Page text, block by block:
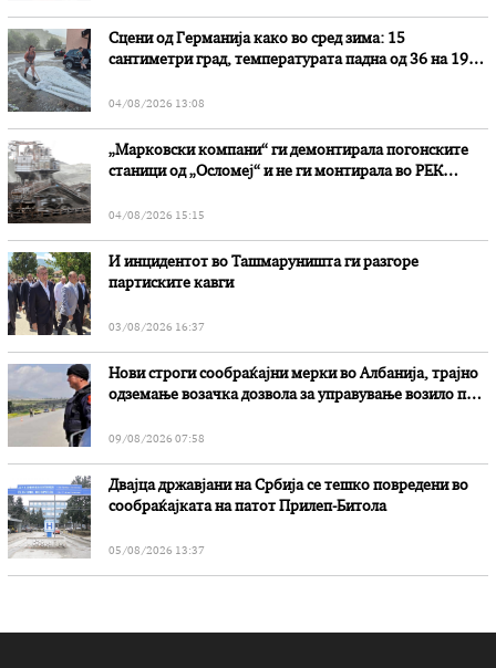
Сцени од Германија како во сред зима: 15
сантиметри град, температурата падна од 36 на 19
04/08/2026 13:08
„Марковски компани“ ги демонтирала погонските
станици од „Осломеј“ и не ги монтирала во РЕК
04/08/2026 15:15
И инцидентот во Ташмаруништa ги разгоре
партиските кавги
03/08/2026 16:37
Нови строги сообраќајни мерки во Aлбанија, трајно
одземање возачка дозвола за управување возило под
09/08/2026 07:58
Двајца државјани на Србија се тешко повредени во
сообраќајката на патот Прилеп-Битола
05/08/2026 13:37